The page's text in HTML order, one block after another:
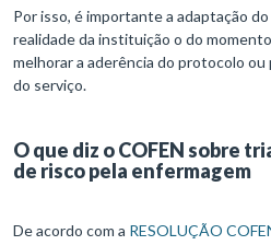
Por isso, é importante a adaptação
realidade da instituição o do
melhorar a aderência do protocolo ou
do serviço.
O que diz o COFEN sobre
de risco pela enfermagem
De acordo com a RESOLUÇÃO